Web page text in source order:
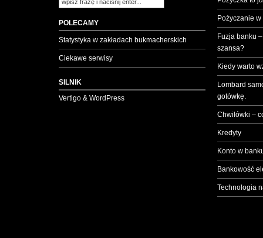
POLECAMY
Statystyka w zakładach bukmacherskich
Ciekawe serwisy
SILNIK
Vertigo & WordPress
Pożyczanie
Fuzja banku
szansa?
Kiedy warto
Lombard
gotówkę.
Chwilówki –
Kredyty
Konto w
Bankowość
Technologia